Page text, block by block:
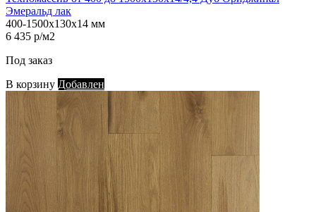
Эмеральд лак
400-1500х130х14 мм
6 435 р/м2
Под заказ
В корзину Добавлен